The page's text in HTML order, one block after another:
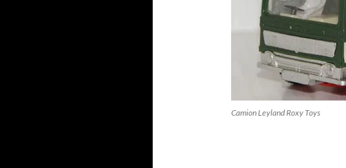
Camion Leyland Roxy Toys